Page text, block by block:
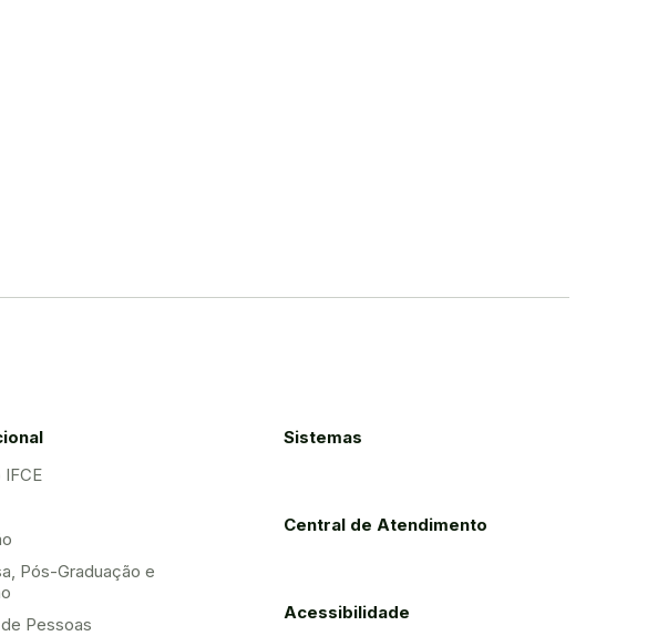
IFCE
Pós-Graduação e
Pessoas
Sistemas
Central de Atendimento
Acessibilidade